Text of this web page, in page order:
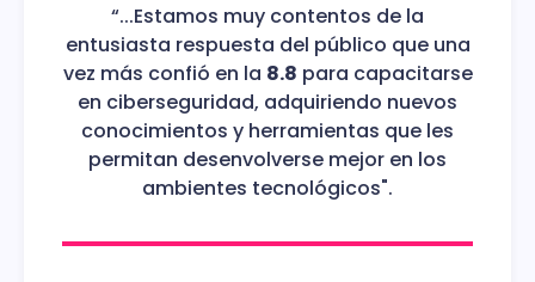
“...Estamos muy contentos de la
entusiasta respuesta del público que una
vez más confió en la 8.8 para capacitarse
en ciberseguridad, adquiriendo nuevos
conocimientos y herramientas que les
permitan desenvolverse mejor en los
ambientes tecnológicos".